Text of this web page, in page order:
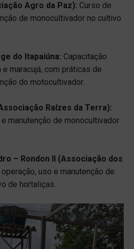
Agro da Paz): Curso de
de monocultivador no cultivo
do Itapaiúna: Capacitação
maracujá, com práticas de
do motocultivador.
Raízes da Terra):
manutenção de monocultivador
– Rondon II (Associação dos
uso e manutenção de
de hortaliças.